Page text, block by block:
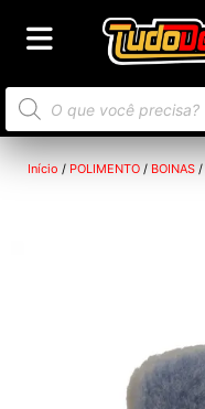
Início / POLIMENTO/ BOINAS/